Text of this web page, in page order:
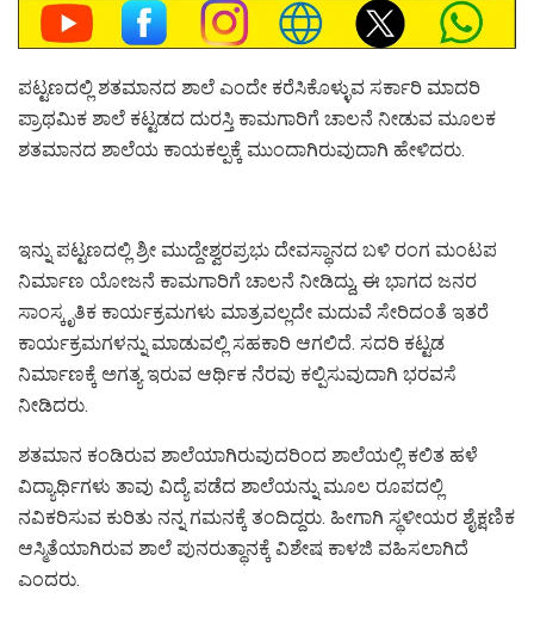
ಪಟ್ಟಣದಲ್ಲಿ ಶತಮಾನದ ಶಾಲೆ ಎಂದೇ ಕರೆಸಿಕೊಳ್ಳುವ ಸರ್ಕಾರಿ ಮಾದರಿ
ಪ್ರಾಥಮಿಕ ಶಾಲೆ ಕಟ್ಟಡದ ದುರಸ್ತಿ ಕಾಮಗಾರಿಗೆ ಚಾಲನೆ ನೀಡುವ ಮೂಲಕ
ಶತಮಾನದ ಶಾಲೆಯ ಕಾಯಕಲ್ಪಕ್ಕೆ ಮುಂದಾಗಿರುವುದಾಗಿ ಹೇಳಿದರು.
ಇನ್ನು ಪಟ್ಟಣದಲ್ಲಿ ಶ್ರೀ ಮುದ್ದೇಶ್ವರಪ್ರಭು ದೇವಸ್ಥಾನದ ಬಳಿ ರಂಗ ಮಂಟಪ
ನಿರ್ಮಾಣ ಯೋಜನೆ ಕಾಮಗಾರಿಗೆ ಚಾಲನೆ ನೀಡಿದ್ದು, ಈ ಭಾಗದ ಜನರ
ಸಾಂಸ್ಕೃತಿಕ ಕಾರ್ಯಕ್ರಮಗಳು ಮಾತ್ರವಲ್ಲದೇ ಮದುವೆ ಸೇರಿದಂತೆ ಇತರೆ
ಕಾರ್ಯಕ್ರಮಗಳನ್ನು ಮಾಡುವಲ್ಲಿ ಸಹಕಾರಿ ಆಗಲಿದೆ. ಸದರಿ ಕಟ್ಟಡ
ನಿರ್ಮಾಣಕ್ಕೆ ಅಗತ್ಯ ಇರುವ ಆರ್ಥಿಕ ನೆರವು ಕಲ್ಪಿಸುವುದಾಗಿ ಭರವಸೆ
ನೀಡಿದರು.
ಶತಮಾನ ಕಂಡಿರುವ ಶಾಲೆಯಾಗಿರುವುದರಿಂದ ಶಾಲೆಯಲ್ಲಿ ಕಲಿತ ಹಳೆ
ವಿದ್ಯಾರ್ಥಿಗಳು ತಾವು ವಿದ್ಯೆ ಪಡೆದ ಶಾಲೆಯನ್ನು ಮೂಲ ರೂಪದಲ್ಲಿ
ನವಿಕರಿಸುವ ಕುರಿತು ನನ್ನ ಗಮನಕ್ಕೆ ತಂದಿದ್ದರು. ಹೀಗಾಗಿ ಸ್ಥಳೀಯರ ಶೈಕ್ಷಣಿಕ
ಆಸ್ಮಿತೆಯಾಗಿರುವ ಶಾಲೆ ಪುನರುತ್ಥಾನಕ್ಕೆ ವಿಶೇಷ ಕಾಳಜಿ ವಹಿಸಲಾಗಿದೆ
ಎಂದರು.